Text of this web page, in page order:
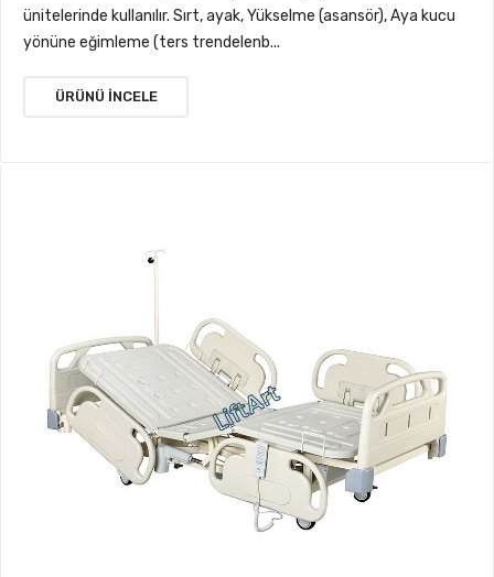
ünitelerinde kullanılır. Sırt, ayak, Yükselme (asansör), Aya kucu
yönüne eğimleme (ters trendelenb...
ÜRÜNÜ İNCELE